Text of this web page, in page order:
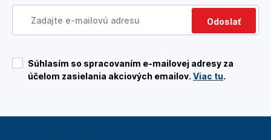
Odoslať
Súhlasím so spracovaním e-mailovej adresy za
účelom zasielania akciových emailov. Viac tu.